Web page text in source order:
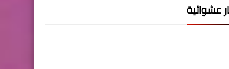
عشوائية